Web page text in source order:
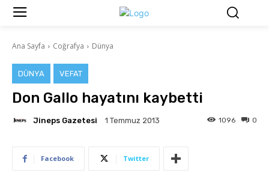
Ana Sayfa Coğrafya Dünya
DÜNYA VEFAT
Don Gallo hayatını kaybetti
Jineps Gazetesi 1 Temmuz 2013 0
1096
Facebook Twitter